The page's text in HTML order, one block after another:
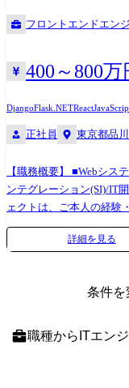
社では本人の志向に沿っ
Native、PHP(Laravel)、
ザインコンセプト設計、
実装、単体結合試験 ￭都
刷新 ・対応フェーズ:要
フロントエンドエン
400～800万
DjangoFlask .NETReact
正社員 東京都品
【職務概要】 ■Webシス
ンテグレーション(SI)/IT
ェクトは、ご本人の経験
いずれかの形態でのアサ
案件:クライアント先プ
ャリア希望に応じたロ
詳細を見る
条件を
職種からITエン